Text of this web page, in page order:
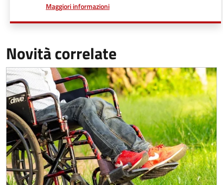
Maggiori informazionia proposito di
Novità correlate